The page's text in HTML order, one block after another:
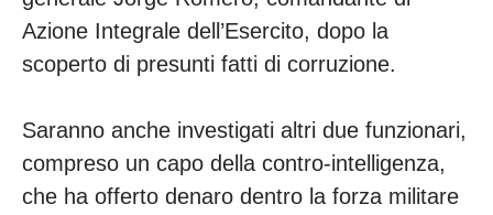
Azione Integrale dell’Esercito, dopo la
scoperto di presunti fatti di corruzione.
Saranno anche investigati altri due funzionari,
compreso un capo della contro-intelligenza,
che ha offerto denaro dentro la forza militare